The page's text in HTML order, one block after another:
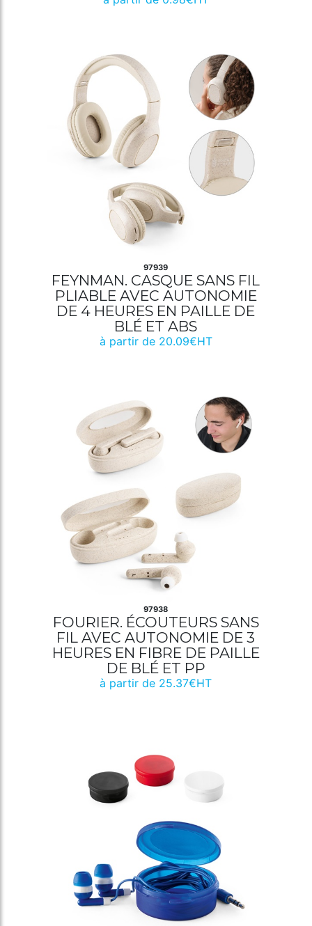
97939
FEYNMAN. CASQUE SANS FIL
PLIABLE AVEC AUTONOMIE
DE 4 HEURES EN PAILLE DE
BLÉ ET ABS
à partir de 20.09€HT
97938
FOURIER. ÉCOUTEURS SANS
FIL AVEC AUTONOMIE DE 3
HEURES EN FIBRE DE PAILLE
DE BLÉ ET PP
à partir de 25.37€HT